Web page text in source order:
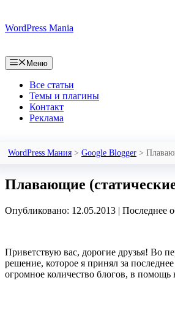
к
WordPress Mania
Меню
Все статьи
Темы и плагины
Контакт
Реклама
WordPress Мания > Google Blogger >
Плавающие
Опубликовано: 12.05.2013 | Последнее
Приветствую вас, дорогие друзья! Во
решение, которое я принял за
огромное количество блогов, в